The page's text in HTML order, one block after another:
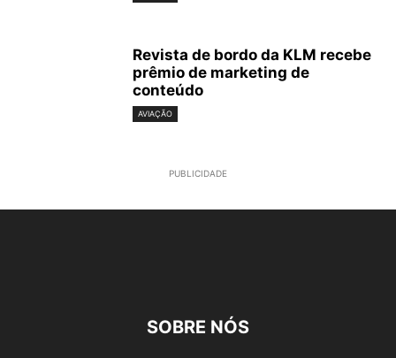
Revista de bordo da KLM recebe
prêmio de marketing de
conteúdo
AVIAÇÃO
PUBLICIDADE
SOBRE NÓS